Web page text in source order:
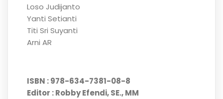
Loso Judijanto
Yanti Setianti
Titi Sri Suyanti
Arni AR
ISBN : 978-634-7381-08-8
Editor :Robby Efendi, SE., MM